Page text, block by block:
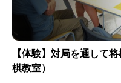
【体験】対局を通して
棋教室）